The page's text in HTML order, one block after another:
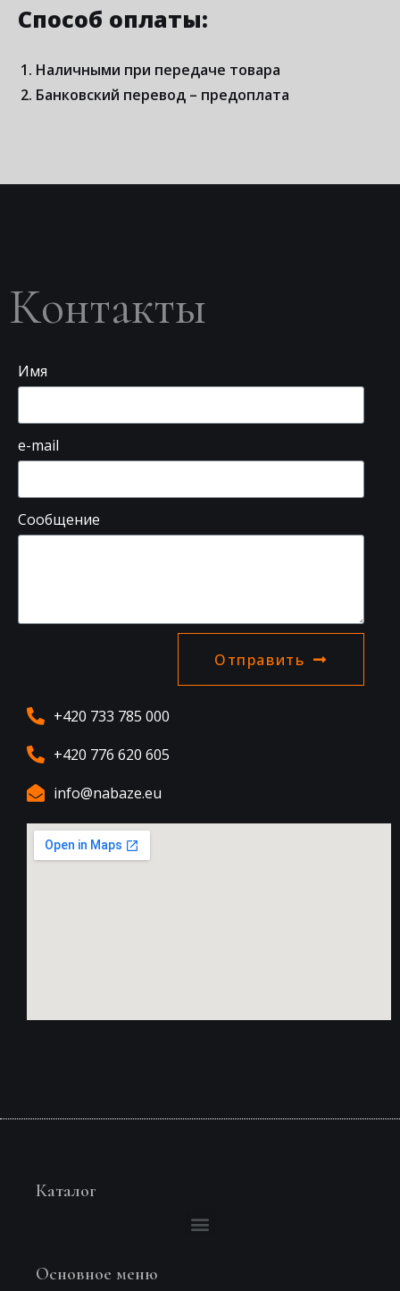
Способ оплаты:
Наличными при передаче товара
Банковский перевод – предоплата
Контакты
Имя
e-mail
Сообщение
Отправить
+420 733 785 000
+420 776 620 605
info@nabaze.eu
Каталог
Основное меню